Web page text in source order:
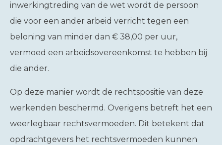
inwerkingtreding van de wet wordt de persoon
die voor een ander arbeid verricht tegen een
beloning van minder dan € 38,00 per uur,
vermoed een arbeidsovereenkomst te hebben bij
die ander.
Op deze manier wordt de rechtspositie van deze
werkenden beschermd. Overigens betreft het een
weerlegbaar rechtsvermoeden. Dit betekent dat
opdrachtgevers het rechtsvermoeden kunnen